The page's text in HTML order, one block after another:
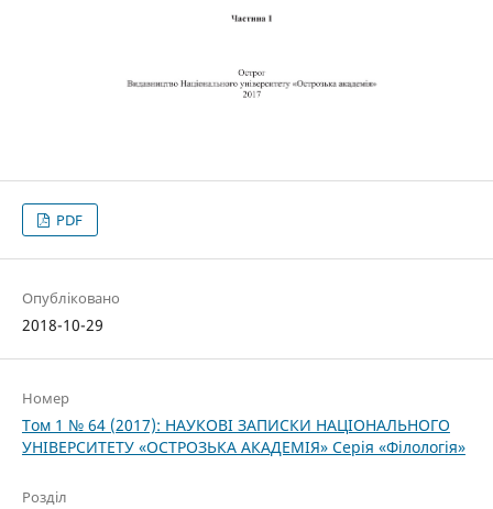
PDF
Опубліковано
2018-10-29
Номер
Том 1 № 64 (2017): НАУКОВІ ЗАПИСКИ НАЦІОНАЛЬНОГО
УНІВЕРСИТЕТУ «ОСТРОЗЬКА АКАДЕМІЯ» Серія «Філологія»
Розділ